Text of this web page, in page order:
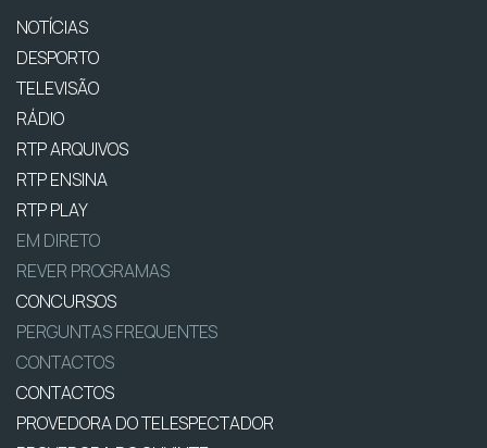
NOTÍCIAS
DESPORTO
TELEVISÃO
RÁDIO
RTP ARQUIVOS
RTP ENSINA
RTP PLAY
EM DIRETO
REVER PROGRAMAS
CONCURSOS
PERGUNTAS FREQUENTES
CONTACTOS
CONTACTOS
PROVEDORA DO TELESPECTADOR